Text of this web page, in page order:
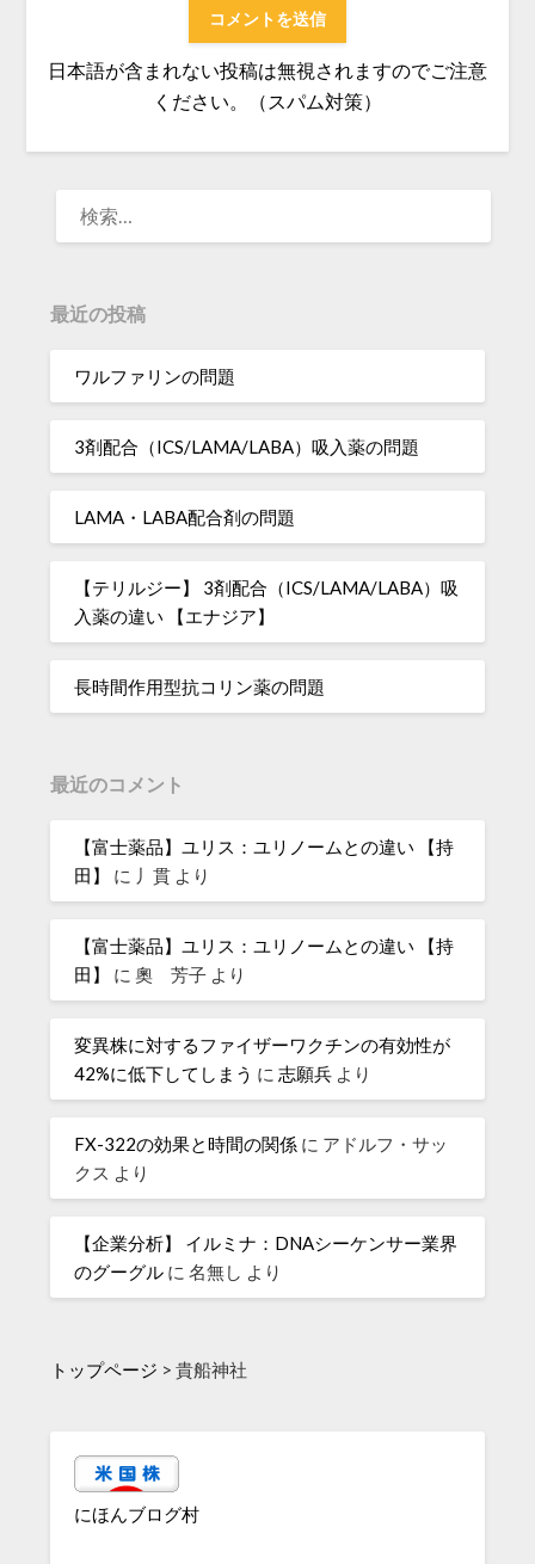
日本語が含まれない投稿は無視されますのでご注意
ください。（スパム対策）
最近の投稿
ワルファリンの問題
3剤配合（ICS/LAMA/LABA）吸入薬の問題
LAMA・LABA配合剤の問題
【テリルジー】 3剤配合（ICS/LAMA/LABA）吸
入薬の違い 【エナジア】
長時間作用型抗コリン薬の問題
最近のコメント
【富士薬品】ユリス：ユリノームとの違い 【持
田】
に 丿貫 より
【富士薬品】ユリス：ユリノームとの違い 【持
田】
に奧 芳子 より
変異株に対するファイザーワクチンの有効性が
42%に低下してしまう に志願兵 より
FX-322の効果と時間の関係 に アドルフ・サッ
クス より
【企業分析】 イルミナ：DNAシーケンサー業界
のグーグル に名無し より
トップページ >貴船神社
にほんブログ村